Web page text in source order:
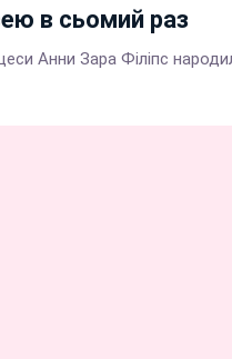
в сьомий раз
Анни Зара Філіпс